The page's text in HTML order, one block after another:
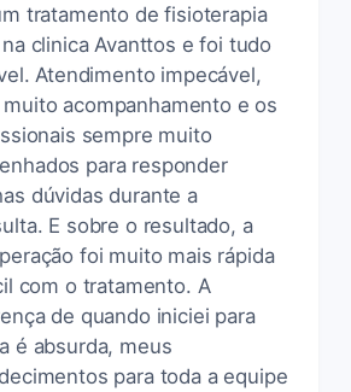
tratamento de fisioterapia
clinica Avanttos e foi tudo
Atendimento impecável,
acompanhamento e os
sempre muito
para responder
dúvidas durante a
E sobre o resultado, a
foi muito mais rápida
com o tratamento. A
de quando iniciei para
é absurda, meus
para toda a equipe